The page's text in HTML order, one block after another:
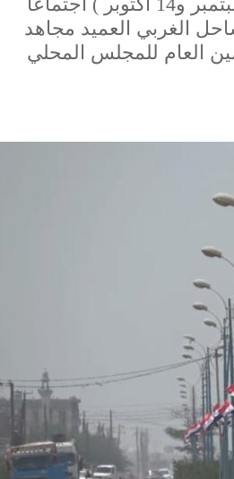
الغربي العميد مجاهد
العام للمجلس المحلي